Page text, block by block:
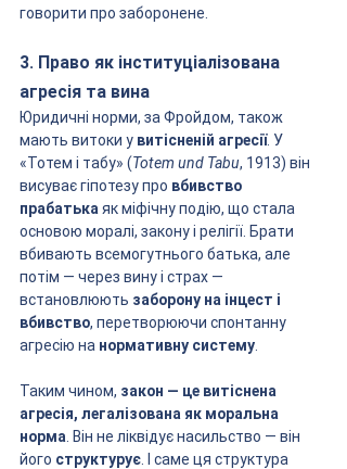
говорити про заборонене.
3. Право як інституціалізована
агресія та вина
Юридичні норми, за Фройдом, також
мають витоки у витісненій агресії. У
«Тотем і табу» (Totem und Tabu, 1913) він
висуває гіпотезу про вбивство
прабатька як міфічну подію, що стала
основою моралі, закону і релігії. Брати
вбивають всемогутнього батька, але
потім — через вину і страх —
встановлюють заборону на інцест і
вбивство, перетворюючи спонтанну
агресію на нормативну систему
Таким чином, закон — це витіснена
агресія, легалізована як моральна
норма . Він не ліквідує насильство — він
його структурує . І саме ця структура